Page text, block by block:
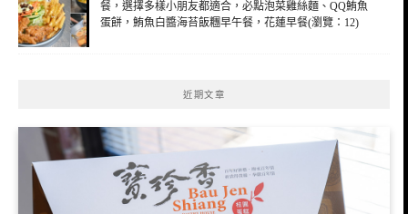
餐，選擇多樣小朋友都適合，必點泡菜雞絲麵、QQ鮪魚
蛋餅，鮪魚白醬海苔飯糰早午餐，花蓮早餐(瀏覽：12)
近期文章